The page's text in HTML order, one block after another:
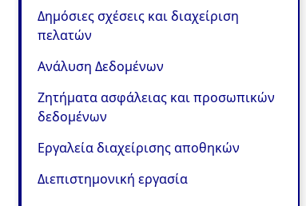
Δημόσιες σχέσεις και διαχείριση
πελατών
Ανάλυση Δεδομένων
Ζητήματα ασφάλειας και προσωπικών
δεδομένων
Εργαλεία διαχείρισης αποθηκών
Διεπιστημονική εργασία